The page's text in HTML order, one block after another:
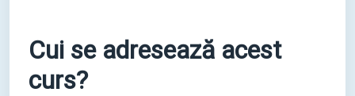
Cui se adresează acest
curs?